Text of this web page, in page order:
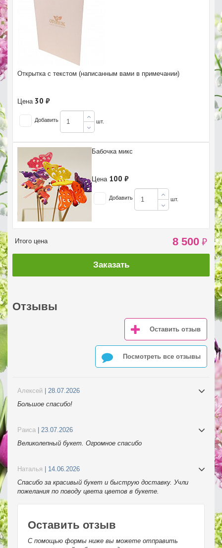
Открытка с текстом (написанным вами в примечании)
Цена 30 ₽
Добавить шт.
Бабочка микс
Цена 100 ₽
Добавить шт.
Итого цена 8 500 ₽
Заказать
Отзывы
Оставить отзыв
Посмотреть все отзывы
Алексей | 28.07.2026
Большое спасибо!
Раиса | 23.07.2026
Великолепный букет. Огромное спасибо
Наталья
| 14.06.2026
Спасибо за красивый букет и быструю доставку. Учли
пожелания по поводу цвета цветов в букете.
Оставить отзыв
С помощью формы ниже вы можете отправить